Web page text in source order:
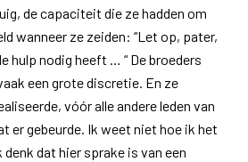
de capaciteit die ze hadden om
wanneer ze zeiden: “Let op, pater,
hulp nodig heeft … “ De broeders
een grote discretie. En ze
vóór alle andere leden van
er gebeurde. Ik weet niet hoe ik het
dat hier sprake is van een